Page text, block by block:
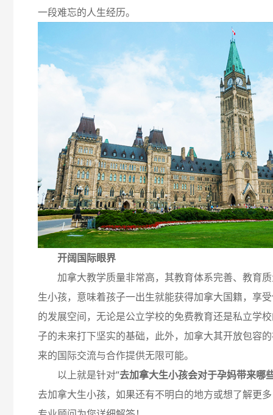
一段难忘的人生经历。
开阔国际眼界
加拿大教学质量非常高，其教育体系完善、教育质
生小孩，意味着孩子一出生就能获得加拿大国籍，享
的发展空间，无论是公立学校的免费教育还是私立学
子的未来打下坚实的基础，此外，加拿大其开放包容
来的国际交流与合作提供无限可能。
以上就是针对“去加拿大生小孩会对于孕妈带来哪
去加拿大生小孩，如果还有不明白的地方或想了解更